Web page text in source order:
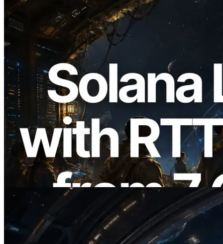
2026.08.05
ERPC, Solana Leader Slot API'yi 7
küresel bölgeden ping ölçümüyle
genişletti — Validators Information API
de yayında
Bu makaleyi oku